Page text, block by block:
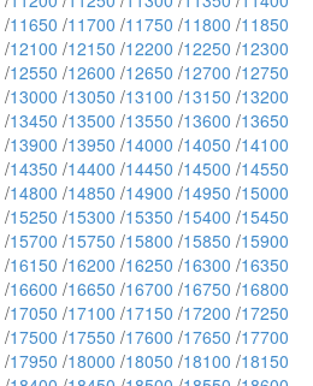
/11650 /11700 /11750 /11800 /11850
/12100 /12150 /12200 /12250 /12300
/12550 /12600 /12650 /12700 /12750
/13000 /13050 /13100 /13150 /13200
/13450 /13500 /13550 /13600 /13650
/13900 /13950 /14000 /14050 /14100
/14350 /14400 /14450 /14500 /14550
/14800 /14850 /14900 /14950 /15000
/15250 /15300 /15350 /15400 /15450
/15700 /15750 /15800 /15850 /15900
/16150 /16200 /16250 /16300 /16350
/16600 /16650 /16700 /16750 /16800
/17050 /17100 /17150 /17200 /17250
/17500 /17550 /17600 /17650 /17700
/17950 /18000 /18050 /18100 /18150